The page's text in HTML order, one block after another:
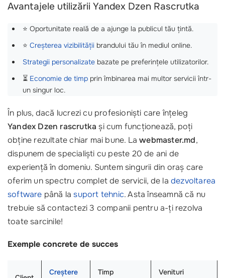
Avantajele utilizării Yandex Dzen Rascrutka
⭐ Oportunitate reală de a ajunge la publicul tău țintă.
⭐ Creșterea vizibilității brandului tău în mediul online.
Strategii personalizate bazate pe preferințele utilizatorilor.
⏳ Economie de timp prin îmbinarea mai multor servicii într-
un singur loc.
În plus, dacă lucrezi cu profesioniști care înțeleg
Yandex Dzen rascrutka și cum funcționează, poți
obține rezultate chiar mai bune. Lawebmaster.md,
dispunem de specialiști cu peste 20 de ani de
experiență în domeniu. Suntem singurii din oraș care
oferim un spectru complet de servicii, de ladezvoltarea
software până lasuport tehnic. Asta înseamnă că nu
trebuie să contactezi 3 companii pentru a-ți rezolva
toate sarcinile!
Exemple concrete de succes
Creștere
Timp
Venituri